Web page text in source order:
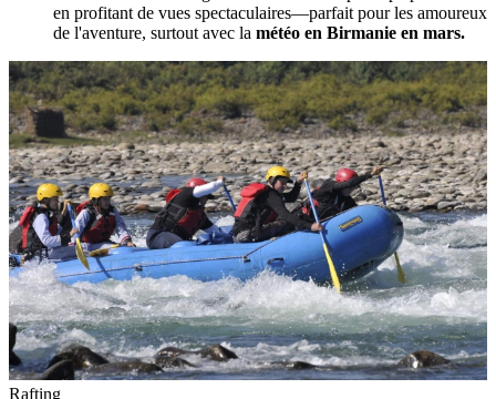
en profitant de vues spectaculaires—parfait pour les amoureux
de l'aventure, surtout avec la météo en Birmanie en mars.
Rafting